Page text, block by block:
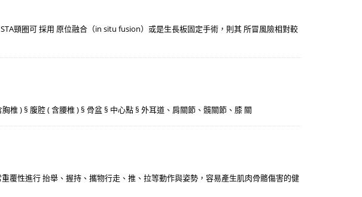
頸圈可 採用 原位融合（in situ fusion）或是生長板固定手術，則其 所冒風險相對較
椎 ) § 腹腔 ( 含腰椎 ) § 骨盆 § 中心點 § 外耳道、肩關節、髖關節、膝 關
覆性進行 抬舉、握持、攜物行走、推、拉等動作與姿勢，容易產生肌肉骨骼傷害的健